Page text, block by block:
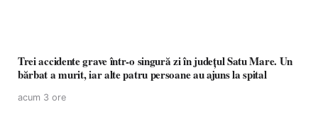
Trei accidente grave într-o singură zi în județul Satu Mare. Un
bărbat a murit, iar alte patru persoane au ajuns la spital
acum 3 ore